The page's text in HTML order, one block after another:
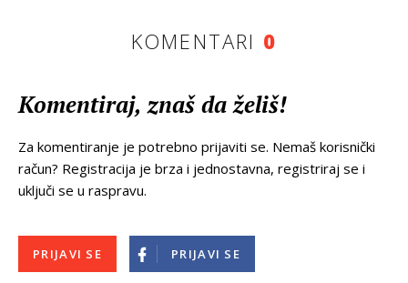
KOMENTARI 0
Komentiraj, znaš da želiš!
Za komentiranje je potrebno prijaviti se. Nemaš korisnički
račun? Registracija je brza i jednostavna, registriraj se i
uključi se u raspravu.
PRIJAVI SE PRIJAVI SE